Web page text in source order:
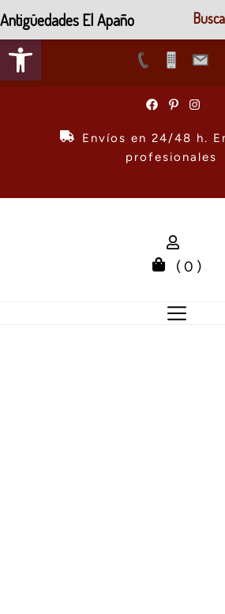
Abrir barra de herramientas
Envíos en 24/48 h.
profesionales
( 0 )
Antigüedades El Apaño